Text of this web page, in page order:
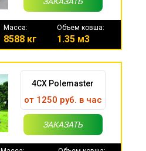
Масса:
8588 кг
Объем ковша:
1.35 м3
4CX Polemaster
от 1250 руб. в час
ЗАКАЗАТЬ